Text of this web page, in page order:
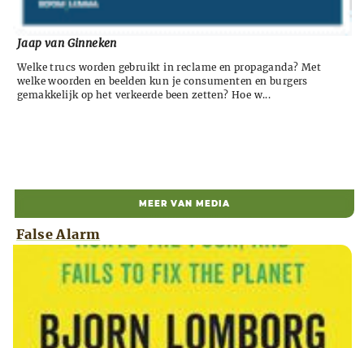
Jaap van Ginneken
Welke trucs worden gebruikt in reclame en propaganda? Met
welke woorden en beelden kun je consumenten en burgers
gemakkelijk op het verkeerde been zetten? Hoe w...
MEER VAN MEDIA
False Alarm